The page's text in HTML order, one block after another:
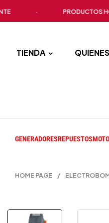
PRODUCTOS
TIENDA
GENERADORESREPUESTOS
HOME PAGE /